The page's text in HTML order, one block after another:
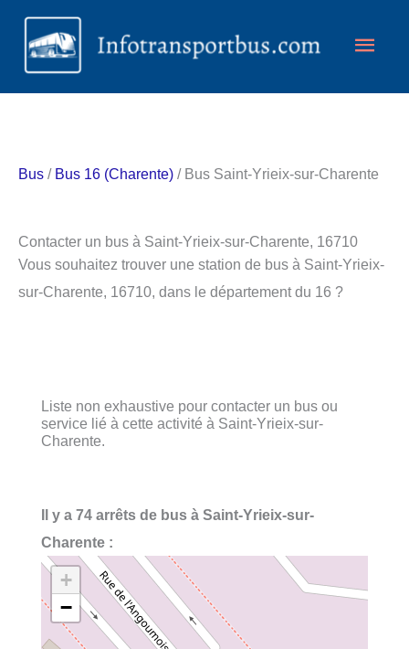
Aller
contenu
Bus / Bus 16 (Charente) / Bus Saint-Yrieix-sur-Charente
Contacter un bus à Saint-Yrieix-sur-Charente, 16710
Vous souhaitez trouver une station de bus à Saint-Yrieix-
sur-Charente, 16710, dans le département du 16 ?
Liste non exhaustive pour contacter un bus ou
service lié à cette activité à Saint-Yrieix-sur-
Charente.
Il y a 74 arrêts de bus à Saint-Yrieix-sur-
Charente :
+
−